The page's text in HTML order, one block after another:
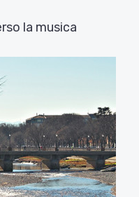
da cover di
ascoltiamo un
le bionde».
are a girl’s
Marilyn in questa
note più alte dal
are a girl’s best
la musica